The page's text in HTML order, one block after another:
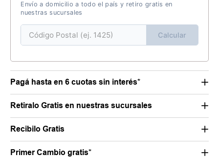
Envío a domicilio a todo el país y retiro gratis en
nuestras sucursales
Calcular
Pagá hasta en 6 cuotas sin interés*
Retiralo Gratis en nuestras sucursales
Recibilo Gratis
Primer Cambio gratis*